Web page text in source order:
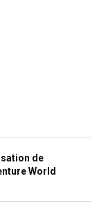
de
World